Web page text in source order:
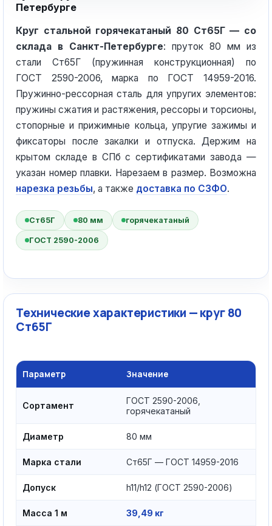
Петербурге
Круг стальной горячекатаный 80 Ст65Г — со
склада в Санкт-Петербурге: пруток 80 мм из
стали Ст65Г (пружинная конструкционная) по
ГОСТ 2590-2006, марка по ГОСТ 14959-2016.
Пружинно-рессорная сталь для упругих элементов:
пружины сжатия и растяжения, рессоры и торсионы,
стопорные и прижимные кольца, упругие зажимы и
фиксаторы после закалки и отпуска. Держим на
крытом складе в СПб с сертификатами завода —
указан номер плавки. Нарезаем в размер. Возможна
нарезка резьбы, а также доставка по СЗФО.
Ст65Г 80 мм горячекатаный
ГОСТ 2590-2006
Технические характеристики — круг 80
Ст65Г
Параметр Значение
Сортамент
ГОСТ 2590-2006,
горячекатаный
Диаметр 80 мм
Марка стали Ст65Г — ГОСТ 14959-2016
Допуск h11/h12 (ГОСТ 2590-2006)
Масса 1 м 39,49 кг